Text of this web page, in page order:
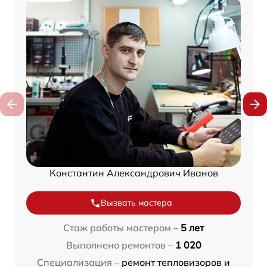
Константин Александрович Иванов
Вызвать мастера
Стаж работы мастером – 5 лет
Выполнено ремонтов – 1 020
Специализация – ремонт тепловизоров и